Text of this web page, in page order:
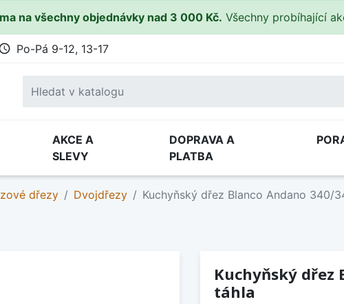
na všechny objednávky nad 3 000 Kč. Všechny probíhající
Po-Pá 9-12, 13-17
AKCE A
SLEVY
DOPRAVA A
PLATBA
dřezy Dvojdřezy Kuchyňský dřez Blanco Andano 340/
Kuchyňský dřez
táhla